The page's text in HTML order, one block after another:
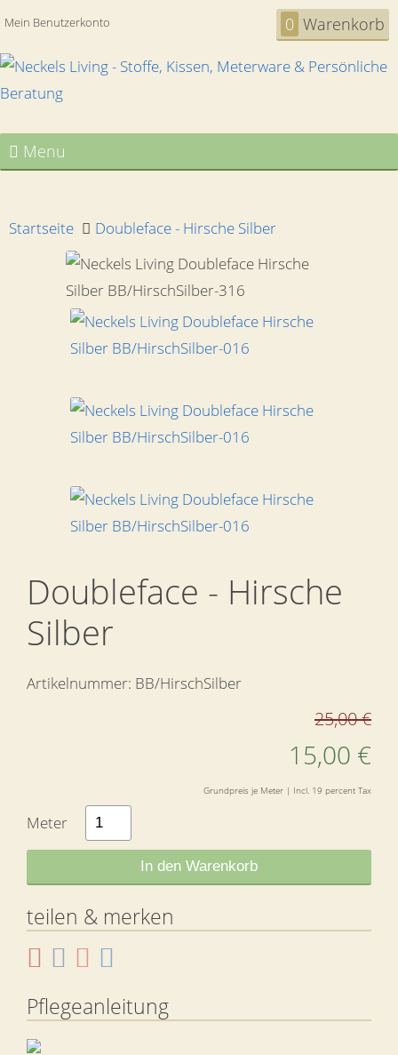
Mein Benutzerkonto 0 Warenkorb
Menu
Startseite Doubleface - Hirsche Silber
Doubleface - Hirsche
Silber
Artikelnummer: BB/HirschSilber
25,00 €
15,00 €
Grundpreis je Meter | Incl. 19 percent Tax
Meter
In den Warenkorb
teilen & merken
Pflegeanleitung